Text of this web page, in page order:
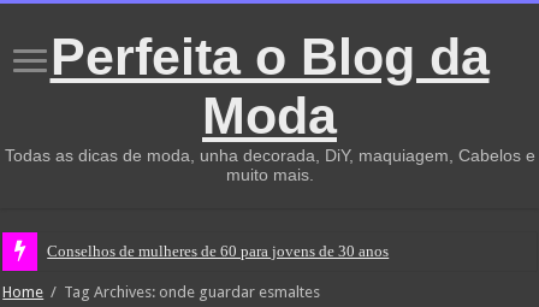
Perfeita o Blog da
Moda
Todas as dicas de moda, unha decorada, DiY, maquiagem, Cabelos e
muito mais.
Conselhos de mulheres de 60 para jovens de 30 anos
Home / Tag Archives: onde guardar esmaltes